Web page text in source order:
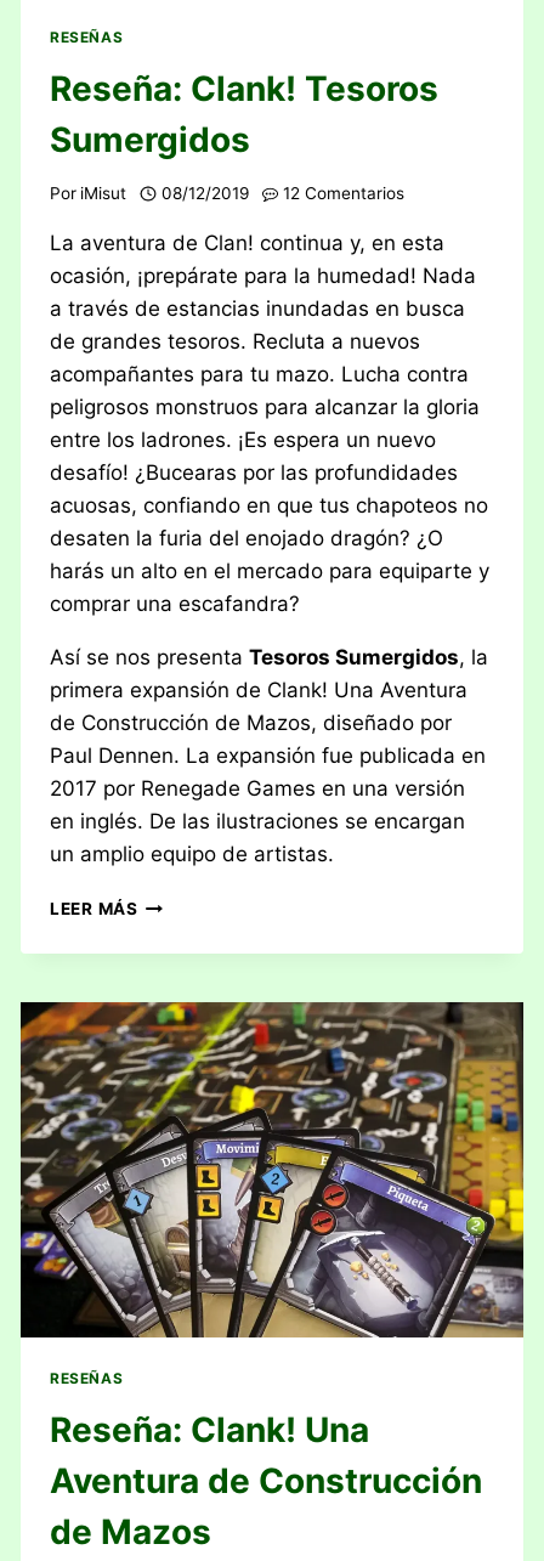
RESEÑAS
Reseña: Clank! Tesoros
Sumergidos
Por iMisut 08/12/2019 12 Comentarios
La aventura de Clan! continua y, en esta
ocasión, ¡prepárate para la humedad! Nada
a través de estancias inundadas en busca
de grandes tesoros. Recluta a nuevos
acompañantes para tu mazo. Lucha contra
peligrosos monstruos para alcanzar la gloria
entre los ladrones. ¡Es espera un nuevo
desafío! ¿Bucearas por las profundidades
acuosas, confiando en que tus chapoteos no
desaten la furia del enojado dragón? ¿O
harás un alto en el mercado para equiparte y
comprar una escafandra?
Así se nos presentaTesoros Sumergidos, la
primera expansión de Clank! Una Aventura
de Construcción de Mazos, diseñado por
Paul Dennen. La expansión fue publicada en
2017 por Renegade Games en una versión
en inglés. De las ilustraciones se encargan
un amplio equipo de artistas.
LEER MÁS RESEÑA:
TESOROS
RESEÑAS
Reseña: Clank! Una
Aventura de Construcción
de Mazos